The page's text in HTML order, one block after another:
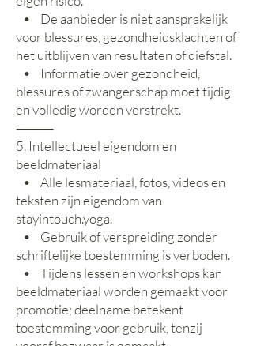
• De aanbieder is niet aansprakelijk
voor blessures, gezondheidsklachten of
het uitblijven van resultaten of diefstal.
• Informatie over gezondheid,
blessures of zwangerschap moet tijdig
en volledig worden verstrekt.
⸻
5. Intellectueel eigendom en
beeldmateriaal
• Alle lesmateriaal, fotos, videos en
teksten zijn eigendom van
stayintouch.yoga.
• Gebruik of verspreiding zonder
schriftelijke toestemming is verboden.
• Tijdens lessen en workshops kan
beeldmateriaal worden gemaakt voor
promotie; deelname betekent
toestemming voor gebruik, tenzij